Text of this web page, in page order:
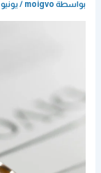
بواسطة moigvo
/يونيو 12,